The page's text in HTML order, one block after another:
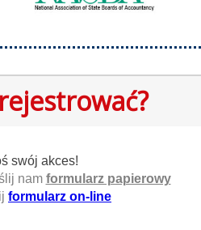
swój akces!
nam formularz papierowy
formularz on-line